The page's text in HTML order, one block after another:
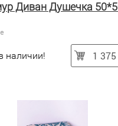
Диван Душечка
наличии! 1 375